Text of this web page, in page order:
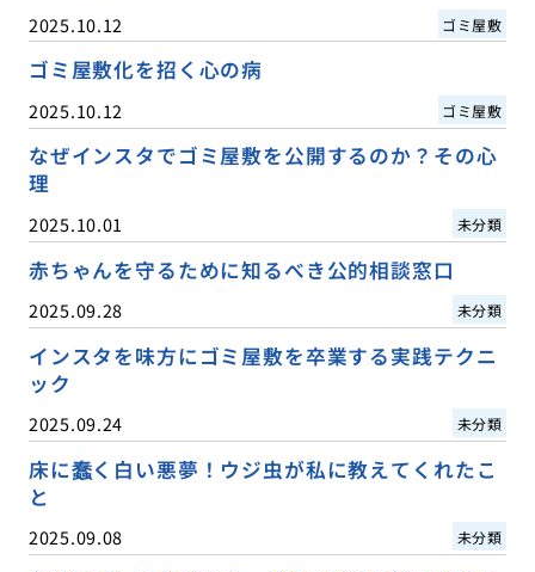
2025.10.12 ゴミ屋敷
ゴミ屋敷化を招く心の病
2025.10.12 ゴミ屋敷
なぜインスタでゴミ屋敷を公開するのか？その心
理
2025.10.01 未分類
赤ちゃんを守るために知るべき公的相談窓口
2025.09.28 未分類
インスタを味方にゴミ屋敷を卒業する実践テクニ
ック
2025.09.24 未分類
床に蠢く白い悪夢！ウジ虫が私に教えてくれたこ
と
2025.09.08 未分類